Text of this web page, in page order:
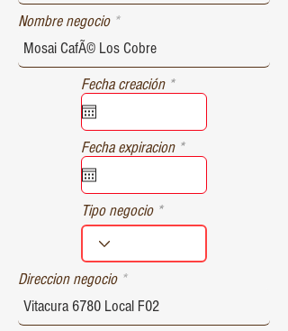
Nombre negocio
Fecha creación *r
e
u
i
d
Fecha expiracion *r
e
u
r
d
Tipo negocio
Direccion negocio